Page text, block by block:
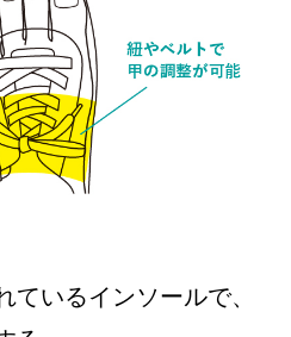
ているインソールで、